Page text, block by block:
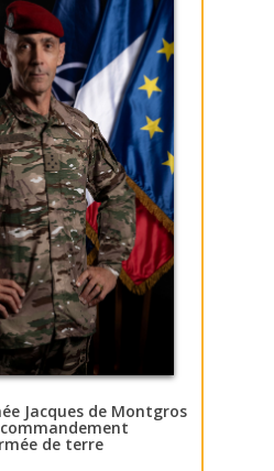
Jacques de Montgros
de terre